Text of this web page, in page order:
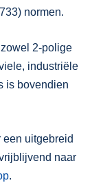
normen.
2-polige
industriële
is bovendien
uitgebreid
naar
.